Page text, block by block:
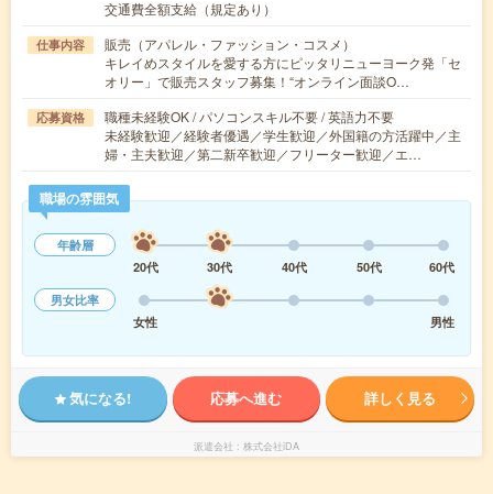
交通費全額支給（規定あり）
仕事内容
販売（アパレル・ファッション・コスメ）
キレイめスタイルを愛する方にピッタリニューヨーク発「セ
オリー」で販売スタッフ募集！“オンライン面談O…
応募資格
職種未経験OK / パソコンスキル不要 / 英語力不要
未経験歓迎／経験者優遇／学生歓迎／外国籍の方活躍中／主
婦・主夫歓迎／第二新卒歓迎／フリーター歓迎／エ…
職場の雰囲気
年齢層
20代
30代 40代 50代
60代
男女比率
女性
男性
気になる! 応募へ進む 詳しく見る
派遣会社 株式会社iDA